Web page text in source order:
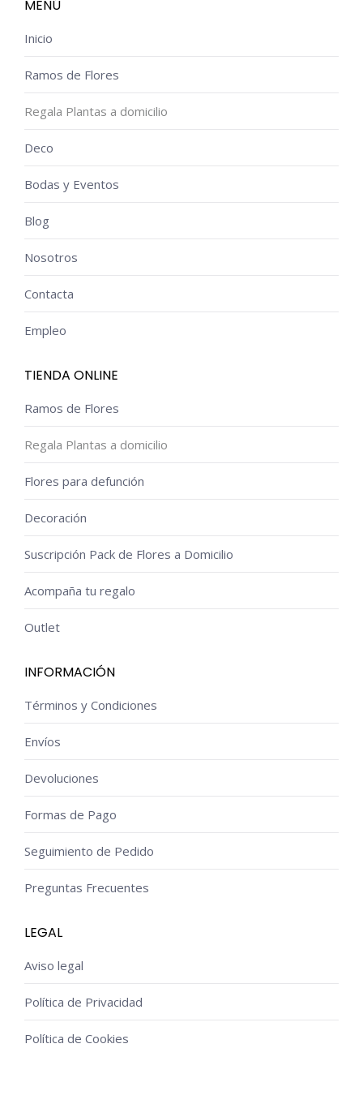
MENÚ
Inicio
Ramos de Flores
Regala Plantas a domicilio
Deco
Bodas y Eventos
Blog
Nosotros
Contacta
Empleo
TIENDA ONLINE
Ramos de Flores
Regala Plantas a domicilio
Flores para defunción
Decoración
Suscripción Pack de Flores a Domicilio
Acompaña tu regalo
Outlet
INFORMACIÓN
Términos y Condiciones
Envíos
Devoluciones
Formas de Pago
Seguimiento de Pedido
Preguntas Frecuentes
LEGAL
Aviso legal
Política de Privacidad
Política de Cookies